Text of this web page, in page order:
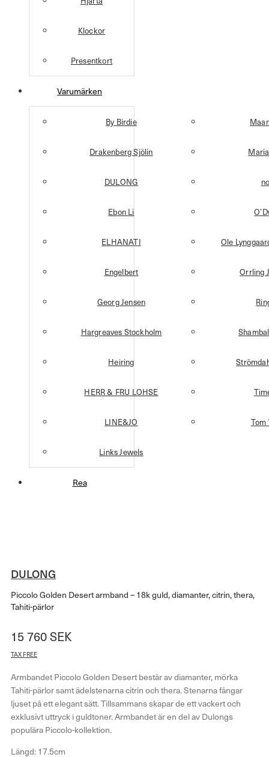
Klockor
Presentkort
Varumärken
By Birdie
Drakenberg Sjölin
DULONG
Ebon Li
ELHANATI
Engelbert
Georg Jensen
Hargreaves Stockholm
Heiring
HERR & FRU LOHSE
LINE&JO
Links Jewels
Ole
Orrling
Tom
Rea
DULONG
Piccolo Golden Desert armband – 18k guld, diamanter, citrin, thera,
Tahiti-pärlor
15 760SEK
TAX FREE
Armbandet Piccolo Golden Desert består av diamanter, mörka
Tahiti-pärlor samt ädelstenarna citrin och thera. Stenarna fångar
ljuset på ett elegant sätt. Tillsammans skapar de ett vackert och
exklusivt uttryck i guldtoner. Armbandet är en del av Dulongs
populära Piccolo-kollektion.
Längd: 17.5cm